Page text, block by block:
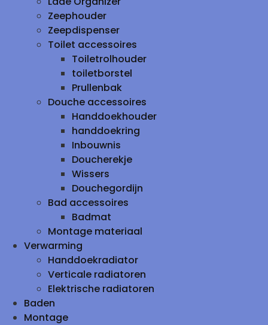
Zeephouder
Zeepdispenser
Toilet accessoires
Toiletrolhouder
toiletborstel
Prullenbak
Douche accessoires
Handdoekhouder
handdoekring
Inbouwnis
Doucherekje
Wissers
Douchegordijn
Bad accessoires
Badmat
Montage materiaal
Verwarming
Handdoekradiator
Verticale radiatoren
Elektrische radiatoren
Baden
Montage